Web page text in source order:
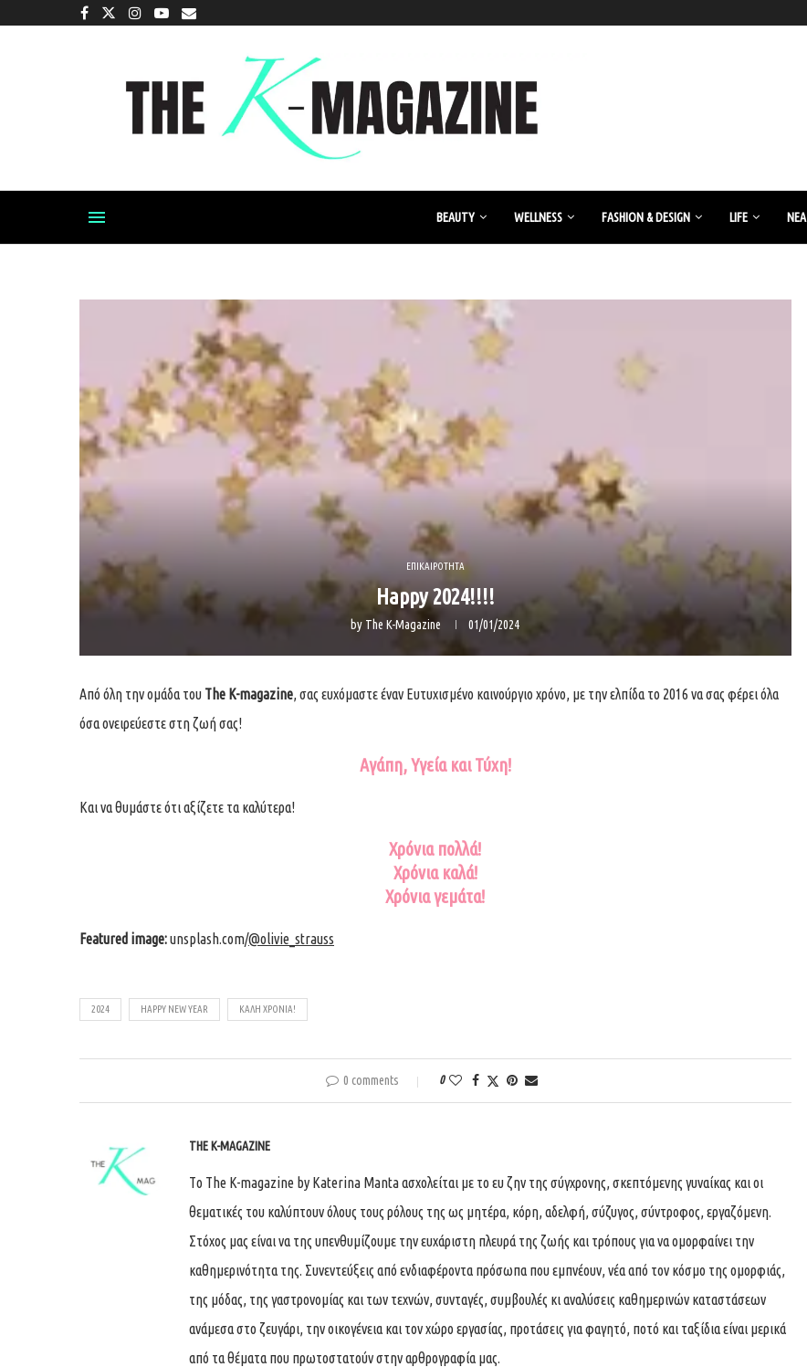
BEAUTY WELLNESS FASHION & DESIGN LIFE ΝΈΑ
ΕΠΙΚΑΙΡΟΤΗΤΑ
Happy 2024!!!!
by The K-Magazine 01/01/2024
Από όλη την ομάδα του The K-magazine, σας ευχόμαστε έναν Ευτυχισμένο καινούργιο χρόνο, με την ελπίδα το 2016 να σας φέρει όλα
όσα ονειρεύεστε στη ζωή σας!
Αγάπη, Υγεία και Τύχη!
Και να θυμάστε ότι αξίζετε τα καλύτερα!
Χρόνια πολλά!
Χρόνια καλά!
Χρόνια γεμάτα!
Featured image:unsplash.com/@olivie_strauss
2024 HAPPY NEW YEAR ΚΑΛΉ ΧΡΟΝΙΆ!
0 comments 0
THE K-MAGAZINE
Tο The K-magazine by Katerina Manta ασχολείται με το ευ ζην της σύγχρονης, σκεπτόμενης γυναίκας και οι
θεματικές του καλύπτουν όλους τους ρόλους της ως μητέρα, κόρη, αδελφή, σύζυγος, σύντροφος, εργαζόμενη.
Στόχος μας είναι να της υπενθυμίζουμε την ευχάριστη πλευρά της ζωής και τρόπους για να ομορφαίνει την
καθημερινότητα της. Συνεντεύξεις από ενδιαφέροντα πρόσωπα που εμπνέουν, νέα από τον κόσμο της ομορφιάς,
της μόδας, της γαστρονομίας και των τεχνών, συνταγές, συμβουλές κι αναλύσεις καθημερινών καταστάσεων
ανάμεσα στο ζευγάρι, την οικογένεια και τον χώρο εργασίας, προτάσεις για φαγητό, ποτό και ταξίδια είναι μερικά
από τα θέματα που πρωτοστατούν στην αρθρογραφία μας.